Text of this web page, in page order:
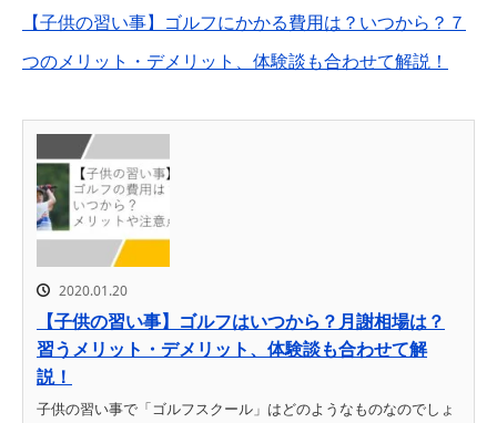
【子供の習い事】ゴルフにかかる費用は？いつから？７
つのメリット・デメリット、体験談も合わせて解説！
2020.01.20
【子供の習い事】ゴルフはいつから？月謝相場は？
習うメリット・デメリット、体験談も合わせて解
説！
子供の習い事で「ゴルフスクール」はどのようなものなのでしょ